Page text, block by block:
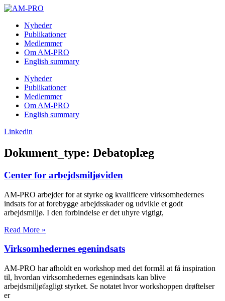
Skip
contentNyheder
Publikationer
Medlemmer
Om AM-PRO
English summary
Nyheder
Publikationer
Medlemmer
Om AM-PRO
English summary
Linkedin
Dokument_type: Debatoplæg
Center for arbejdsmiljøviden
AM-PRO arbejder for at styrke og kvalificere virksomhedernes
indsats for at forebygge arbejdsskader og udvikle et godt
arbejdsmiljø. I den forbindelse er det uhyre vigtigt,
Read More »
Virksomhedernes egenindsats
AM-PRO har afholdt en workshop med det formål at få inspiration
til, hvordan virksomhedernes egenindsats kan blive
arbejdsmiljøfagligt styrket. Se notatet hvor workshoppen drøftelser
er